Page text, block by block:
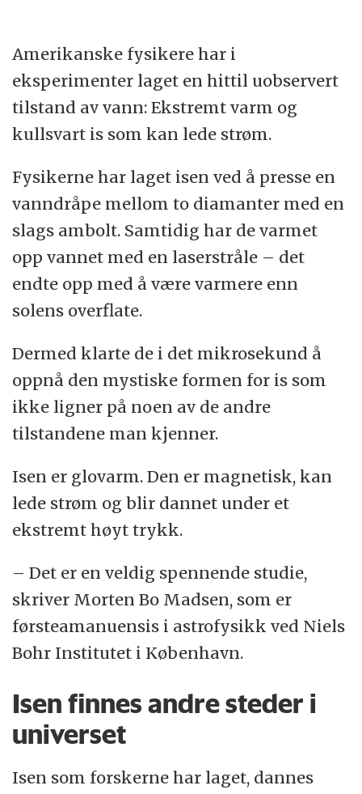
Amerikanske fysikere har i
eksperimenter laget en hittil uobservert
tilstand av vann: Ekstremt varm og
kullsvart is som kan lede strøm.
Fysikerne har laget isen ved å presse en
vanndråpe mellom to diamanter med en
slags ambolt. Samtidig har de varmet
opp vannet med en laserstråle – det
endte opp med å være varmere enn
solens overflate.
Dermed klarte de i det mikrosekund å
oppnå den mystiske formen for is som
ikke ligner på noen av de andre
tilstandene man kjenner.
Isen er glovarm. Den er magnetisk, kan
lede strøm og blir dannet under et
ekstremt høyt trykk.
– Det er en veldig spennende studie,
skriver Morten Bo Madsen, som er
førsteamanuensis i astrofysikk ved Niels
Bohr Institutet i København.
Isen finnes andre steder i
universet
Isen som forskerne har laget, dannes